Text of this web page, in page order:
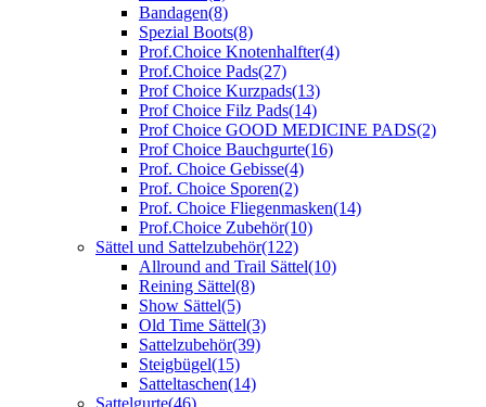
Bandagen(8)
Spezial Boots(8)
Prof.Choice Knotenhalfter(4)
Prof.Choice Pads(27)
Prof Choice Kurzpads(13)
Prof Choice Filz Pads(14)
Prof Choice GOOD MEDICINE PADS(2)
Prof Choice Bauchgurte(16)
Prof. Choice Gebisse(4)
Prof. Choice Sporen(2)
Prof. Choice Fliegenmasken(14)
Prof.Choice Zubehör(10)
Sättel und Sattelzubehör(122)
Allround and Trail Sättel(10)
Reining Sättel(8)
Show Sättel(5)
Old Time Sättel(3)
Sattelzubehör(39)
Steigbügel(15)
Satteltaschen(14)
Sattelgurte(46)